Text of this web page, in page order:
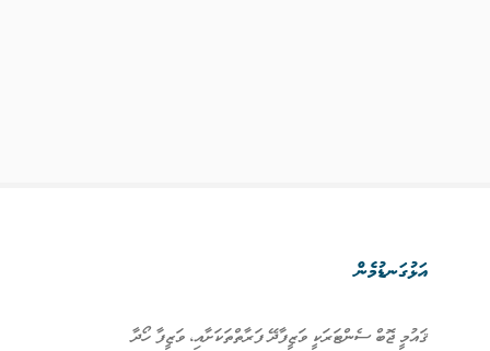
އަޅުގަނޑުމެން
ޤައުމީ ޖޮބް ސެންޓަރަކީ ވަޒީފާދޭ ފަރާތްތަކަށާއި، ވަޒީފާ ހޯދާ